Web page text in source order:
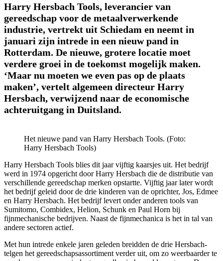
Harry Hersbach Tools, leverancier van
gereedschap voor de metaalverwerkende
industrie, vertrekt uit Schiedam en neemt in
januari zijn intrede in een nieuw pand in
Rotterdam. De nieuwe, grotere locatie moet
verdere groei in de toekomst mogelijk maken.
‘Maar nu moeten we even pas op de plaats
maken’, vertelt algemeen directeur Harry
Hersbach, verwijzend naar de economische
achteruitgang in Duitsland.
Het nieuwe pand van Harry Hersbach Tools. (Foto:
Harry Hersbach Tools)
Harry Hersbach Tools blies dit jaar vijftig kaarsjes uit. Het bedrijf
werd in 1974 opgericht door Harry Hersbach die de distributie van
verschillende gereedschap merken opstartte. Vijftig jaar later wordt
het bedrijf geleid door de drie kinderen van de oprichter, Jos, Edmee
en Harry Hersbach. Het bedrijf levert onder anderen tools van
Sumitomo, Combidex, Helion, Schunk en Paul Horn bij
fijnmechanische bedrijven. Naast de fijnmechanica is het in tal van
andere sectoren actief.
Met hun intrede enkele jaren geleden breidden de drie Hersbach-
telgen het gereedschapsassortiment verder uit, om zo weerbaarder te